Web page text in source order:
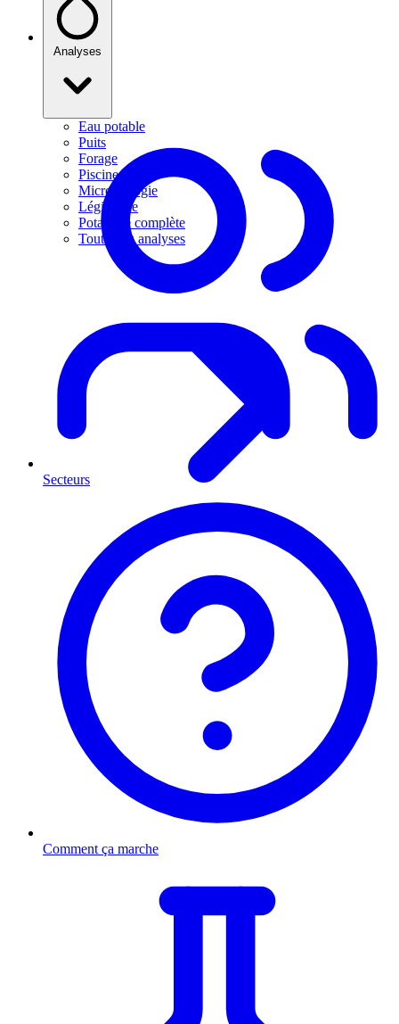
Analyses
Eau potable
Puits
Forage
Piscine
Microbiologie
Légionelle
Potabilité complète
Toutes les analyses
Secteurs
Comment ça marche